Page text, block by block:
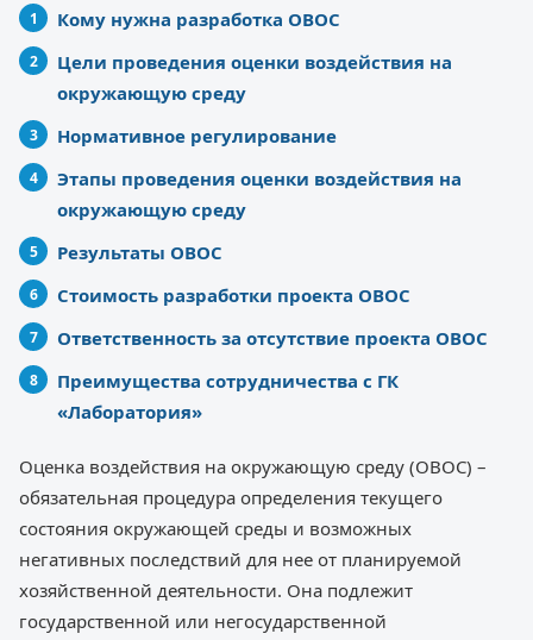
Кому нужна разработка ОВОС
Цели проведения оценки воздействия на
окружающую среду
Нормативное регулирование
Этапы проведения оценки воздействия на
окружающую среду
Результаты ОВОС
Стоимость разработки проекта ОВОС
Ответственность за отсутствие проекта ОВОС
Преимущества сотрудничества с ГК
«Лаборатория»
Оценка воздействия на окружающую среду (ОВОС) –
обязательная процедура определения текущего
состояния окружающей среды и возможных
негативных последствий для нее от планируемой
хозяйственной деятельности. Она подлежит
государственной или негосударственной